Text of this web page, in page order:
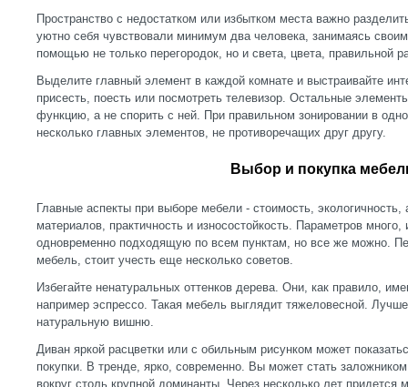
Пространство с недостатком или избытком места важно
уютно себя чувствовали минимум два человека, занимаясь
помощью не только перегородок, но и света, цвета, правильной
Выделите главный элемент в каждой комнате и выстраивайте
присесть, поесть или посмотреть телевизор. Остальные
функцию, а не спорить с ней. При правильном зонировании в
несколько главных элементов, не противоречащих друг другу.
Выбор и покупка
Главные аспекты при выборе мебели - стоимость, экологичность,
материалов, практичность и износостойкость. Параметров
одновременно подходящую по всем пунктам, но все же можно.
мебель, стоит учесть еще несколько советов.
Избегайте ненатуральных оттенков дерева. Они, как правило,
например эспрессо. Такая мебель выглядит тяжеловесной.
натуральную вишню.
Диван яркой расцветки или с обильным рисунком может
покупки. В тренде, ярко, современно. Вы может стать
вокруг столь крупной доминанты. Через несколько лет придется